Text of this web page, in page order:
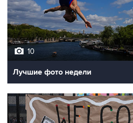
10
Лучшие фото недели